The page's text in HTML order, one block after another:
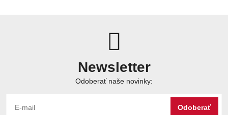
Newsletter
Odoberať naše novinky:
Odoberať